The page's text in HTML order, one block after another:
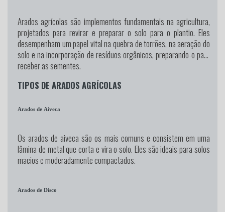
Arados agrícolas são implementos fundamentais na agricultura,
projetados para revirar e preparar o solo para o plantio. Eles
desempenham um papel vital na quebra de torrões, na aeração do
solo e na incorporação de resíduos orgânicos, preparando-o para
receber as sementes.
TIPOS DE ARADOS AGRÍCOLAS
Arados de Aiveca
Os arados de aiveca são os mais comuns e consistem em uma
lâmina de metal que corta e vira o solo. Eles são ideais para solos
macios e moderadamente compactados.
Arados de Disco